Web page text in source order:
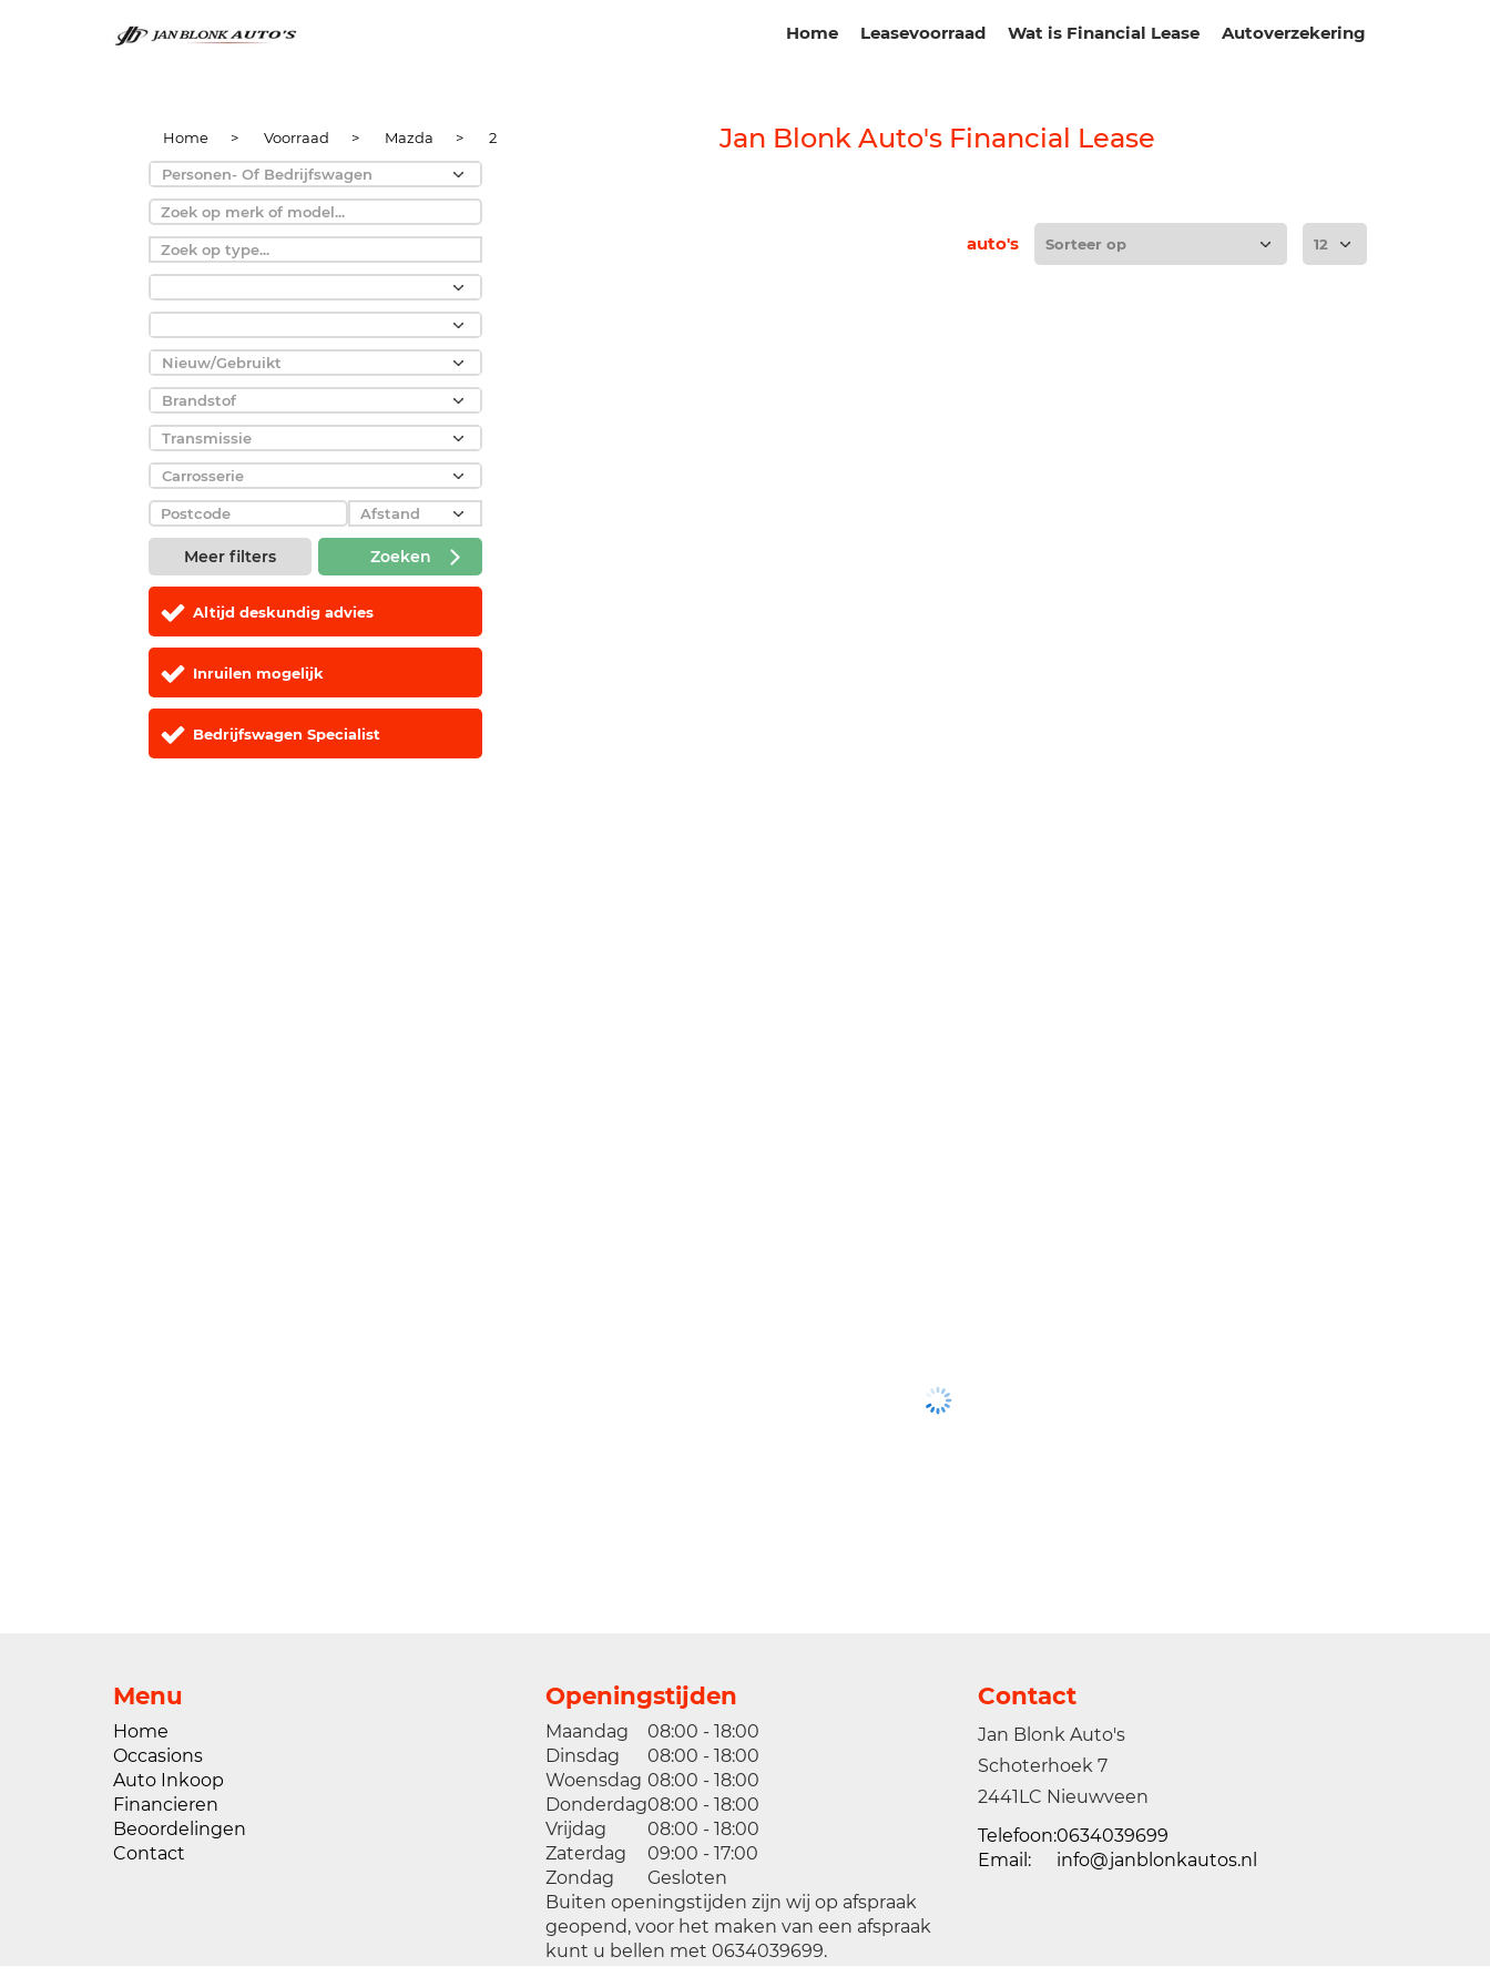
Home Leasevoorraad Wat is Financial Lease Autoverzekering
Home > Voorraad > Mazda > 2
Personen- Of Bedrijfswagen
Nieuw/Gebruikt
Brandstof
Transmissie
Carrosserie
Meer filters Zoeken
Altijd deskundig advies
Inruilen mogelijk
Bedrijfswagen Specialist
Jan Blonk Auto's Financial Lease
auto's
Menu
Home
Occasions
Auto Inkoop
Financieren
Beoordelingen
Contact
Openingstijden
Maandag
08:00 - 18:00
Dinsdag
08:00 - 18:00
Woensdag 08:00 - 18:00
Donderdag08:00 - 18:00
Vrijdag
08:00 - 18:00
Zaterdag
09:00 - 17:00
Zondag
Gesloten
Buiten openingstijden zijn wij op afspraak
geopend, voor het maken van een afspraak
kunt u bellen met 0634039699.
Contact
Jan Blonk Auto's
Schoterhoek 7
2441LC Nieuwveen
Telefoon:0634039699
Email:
info@janblonkautos.nl